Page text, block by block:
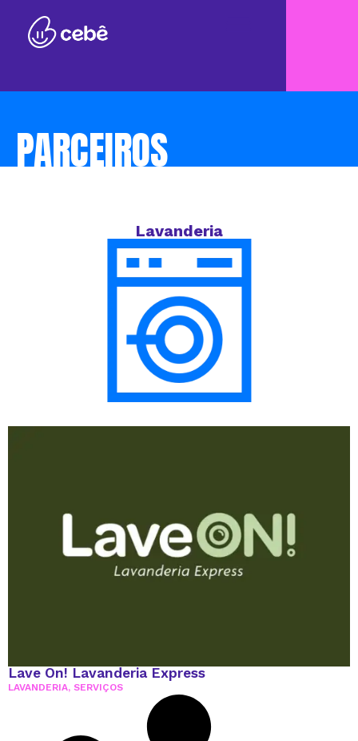
PARCEIROS
Lavanderia
Lave On! Lavanderia Express
LAVANDERIA, SERVIÇOS